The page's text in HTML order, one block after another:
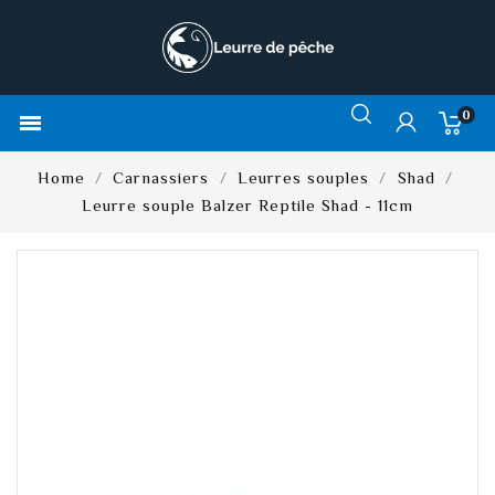
 0
Home Carnassiers Leurres souples
Shad
Leurre souple Balzer Reptile Shad - 11cm